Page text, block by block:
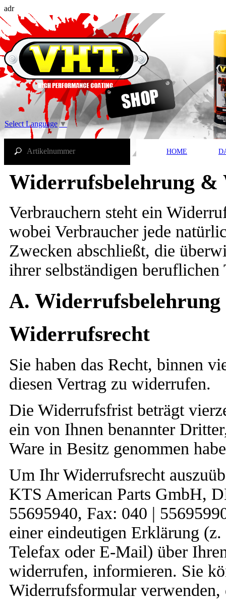
adr
Select Language▼
HOME
Widerrufsbelehrung
Verbrauchern steht ein
wobei Verbraucher jede
Zwecken abschließt, die
ihrer selbständigen
A. Widerrufsbelehrung
Widerrufsrecht
Sie haben das Recht, binnen
diesen Vertrag zu widerrufen.
Die Widerrufsfrist beträgt
ein von Ihnen benannter
Ware in Besitz genommen
Um Ihr Widerrufsrecht
KTS American Parts GmbH,
55695940, Fax: 040 |
einer eindeutigen Erklärung
Telefax oder E-Mail) über
widerrufen, informieren. Sie
Widerrufsformular verwenden,